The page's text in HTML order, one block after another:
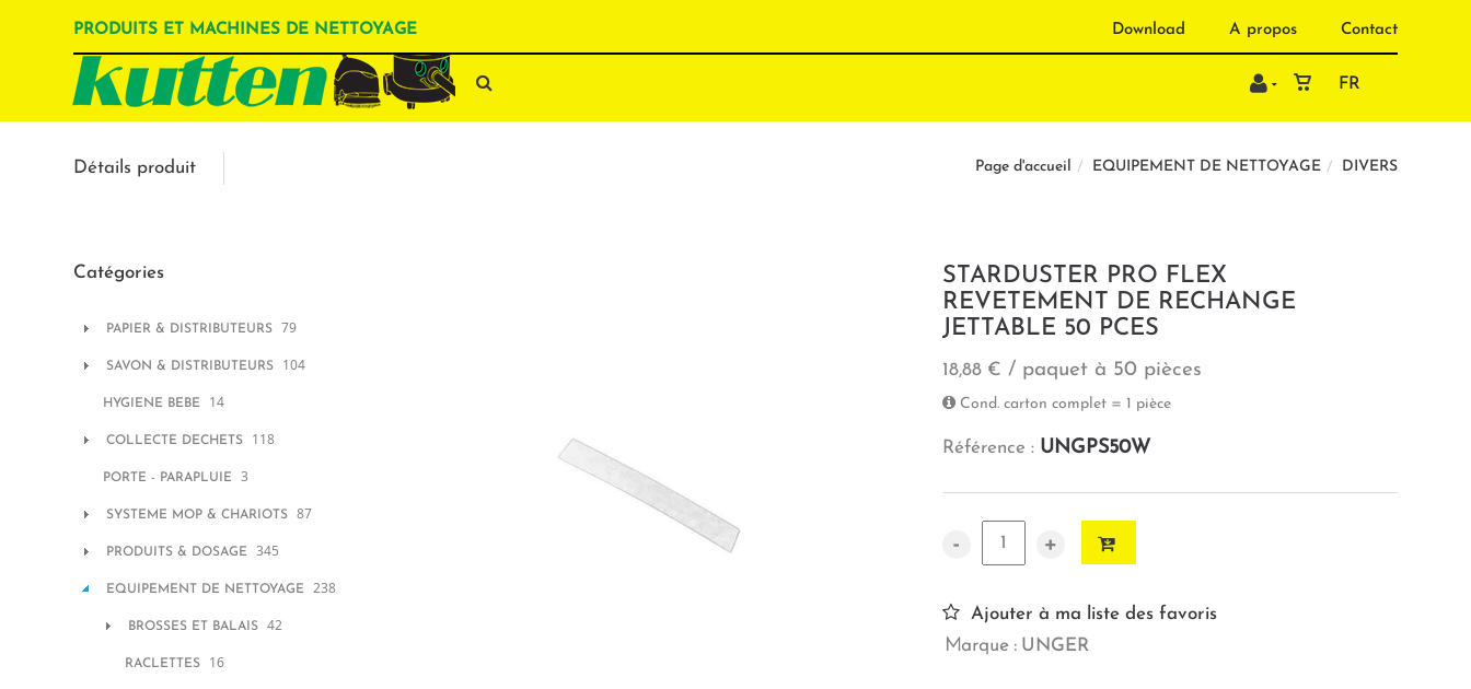
Download A propos Contact
PRODUITS ET MACHINES DE NETTOYAGE
FR
Détails produit Page d'accueil EQUIPEMENT DE NETTOYAGE DIVERS
STARDUSTER PRO FLEX
REVETEMENT DE RECHANGE
JETTABLE 50 PCES
18,88 € / paquet à 50 pièces
Cond. carton complet = 1 pièce
Référence : UNGPS50W
- +
Ajouter à ma liste des favoris
Marque : UNGER
Catégories
PAPIER & DISTRIBUTEURS 79
SAVON & DISTRIBUTEURS 104
HYGIENE BEBE 14
COLLECTE DECHETS 118
PORTE - PARAPLUIE 3
SYSTEME MOP & CHARIOTS 87
PRODUITS & DOSAGE 345
EQUIPEMENT DE NETTOYAGE 238
BROSSES ET BALAIS 42
RACLETTES 16